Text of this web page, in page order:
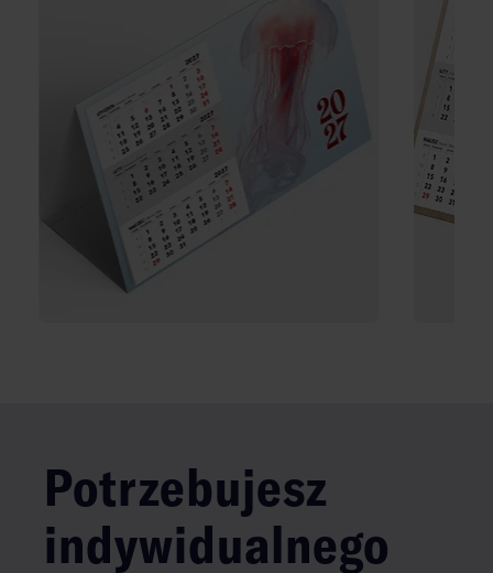
Potrzebujesz
indywidualnego